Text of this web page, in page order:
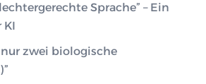
Sprache” – Ein
KI
zwei biologische